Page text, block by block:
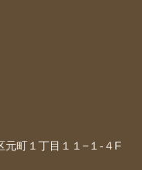
元町１丁目１１−１-４F